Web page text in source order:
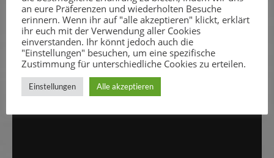
an eure Präferenzen und wiederholten Besuche
erinnern. Wenn ihr auf "alle akzeptieren" klickt, erklärt
ihr euch mit der Verwendung aller Cookies
einverstanden. Ihr könnt jedoch auch die
"Einstellungen" besuchen, um eine spezifische
Zustimmung für unterschiedliche Cookies zu erteilen.
Einstellungen Alle akzeptieren